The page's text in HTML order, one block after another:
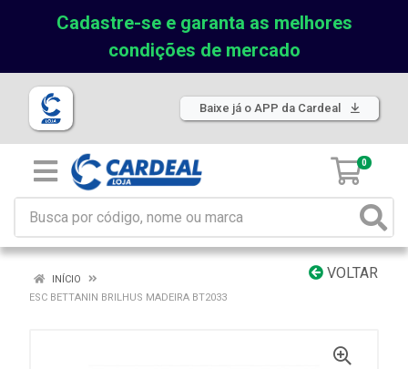
Cadastre-se e garanta as melhores
condições de mercado
Baixe já o APP da Cardeal
0
VOLTAR
INÍCIO
ESC BETTANIN BRILHUS MADEIRA BT2033